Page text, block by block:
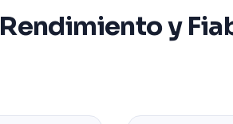
Rendimiento y